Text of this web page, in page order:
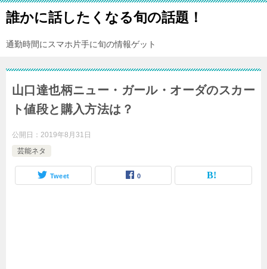
誰かに話したくなる旬の話題！
通勤時間にスマホ片手に旬の情報ゲット
山口達也柄ニュー・ガール・オーダのスカー
ト値段と購入方法は？
公開日： 2019年8月31日
芸能ネタ
Tweet 0